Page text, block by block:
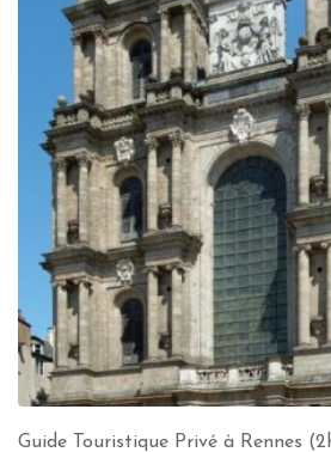
Guide Touristique Privé à Rennes